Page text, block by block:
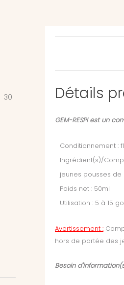
Détails
GEM-RESPI est un
Conditionnement :
Ingrédient(s)/
jeunes pousses
Poids net : 50ml
Utilisation : 5 à 15
Avertissement :
hors de portée des
Besoin
30